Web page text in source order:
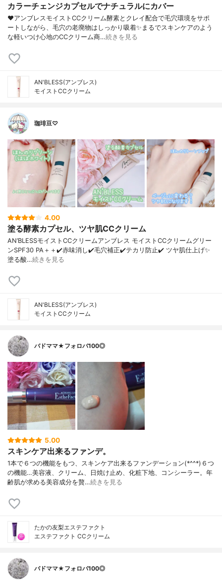
カラーチェンジカプセルでナチュラルにカバー
❤︎アンブレスモイストCCクリーム酵素とクレイ配合で毛穴環境をサポ
ートしながら、毛穴の老廃物はしっかり吸着✨まるでスキンケアのよう
な軽いつけ心地のCCクリーム商…続きを見る
AN'BLESS(アンブレス)
モイストCCクリーム
珈琲豆♡
4.00
塗る酵素カプセル、ツヤ肌CCクリーム
AN’BLESSモイストCCクリームアンブレス モイストCCクリームグリー
ンSPF30 PA＋＋✔️赤味消し✔️毛穴補正✔️テカリ防止✔️ ツヤ肌仕上げ✨
塗る酸…続きを見る
AN'BLESS(アンブレス)
モイストCCクリーム
バドママ★フォロバ100◎
5.00
スキンケア出来るファンデ。
1本で６つの機能をもつ、スキンケア出来るファンデーション(*^^*)６つ
の機能…美容液、クリーム、日焼け止め、化粧下地、コンシーラー。年
齢肌が求める美容成分を贅…続きを見る
たかの友梨エステファクト
エステファクト CCクリーム
バドママ★フォロバ100◎